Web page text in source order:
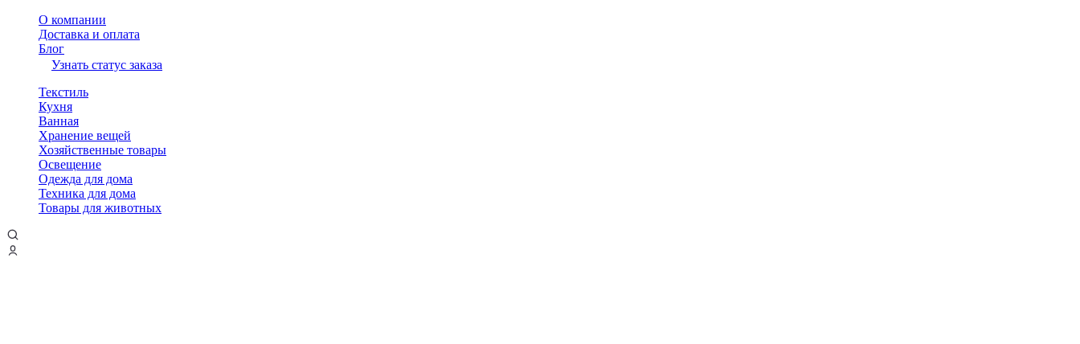
О компании
Доставка и оплата
Блог
Узнать статус заказа
Текстиль
Кухня
Ванная
Хранение вещей
Хозяйственные товары
Освещение
Одежда для дома
Техника для дома
Товары для животных